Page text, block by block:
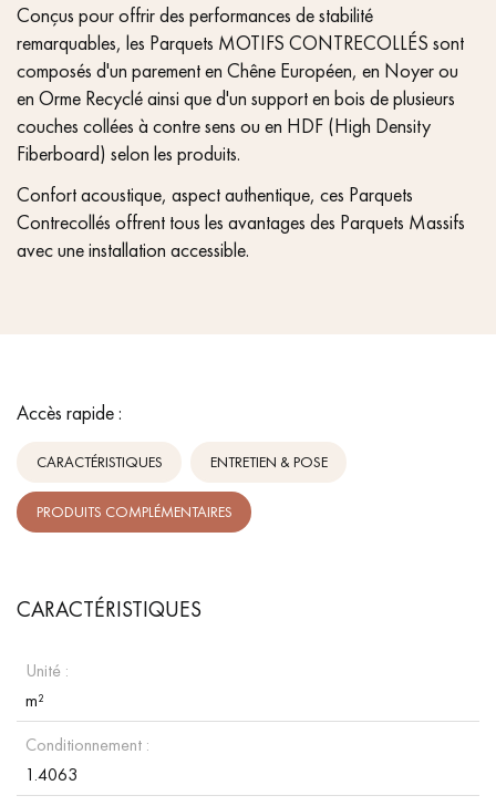
Conçus pour offrir des performances de stabilité
remarquables, les Parquets MOTIFS CONTRECOLLÉS sont
composés d'un parement en Chêne Européen, en Noyer ou
en Orme Recyclé ainsi que d'un support en bois de plusieurs
couches collées à contre sens ou en HDF (High Density
Fiberboard) selon les produits.
Confort acoustique, aspect authentique, ces Parquets
Contrecollés offrent tous les avantages des Parquets Massifs
avec une installation accessible.
Accès rapide :
CARACTÉRISTIQUES ENTRETIEN & POSE
PRODUITS COMPLÉMENTAIRES
CARACTÉRISTIQUES
Unité :
m²
Conditionnement :
1.4063